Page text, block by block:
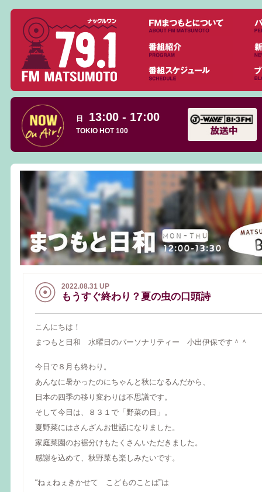
日 13:00 - 17:00
TOKIO HOT 100
2022.08.31 UP
もうすぐ終わり？夏の虫の口頭詩
こんにちは！
まつもと日和 水曜日のパーソナリティー 小出伊保です＾＾
今日で８月も終わり。
あんなに暑かったのにちゃんと秋になるんだから、
日本の四季の移り変わりは不思議です。
そして今日は、８３１で「野菜の日」。
夏野菜にはさんざんお世話になりました。
家庭菜園のお裾分けもたくさんいただきました。
感謝を込めて、秋野菜も楽しみたいです。
“ねぇねぇきかせて こどものことば”は